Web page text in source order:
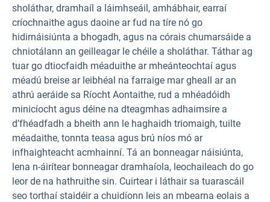
sholáthar, dramhaíl a láimhseáil, amhábhair, earraí
críochnaithe agus daoine ar fud na tíre nó go
hidirnáisiúnta a bhogadh, agus na córais chumarsáide a
chniotálann an geilleagar le chéile a sholáthar. Táthar ag
tuar go dtiocfaidh méaduithe ar mheánteochtaí agus
méadú breise ar leibhéal na farraige mar gheall ar an
athrú aeráide sa Ríocht Aontaithe, rud a mhéadóidh
minicíocht agus déine na dteagmhas adhaimsire a
d’fhéadfadh a bheith ann le haghaidh triomaigh, tuilte
méadaithe, tonnta teasa agus brú níos mó ar
infhaighteacht acmhainní. Tá an bonneagar náisiúnta,
lena n-áirítear bonneagar dramhaíola, leochaileach do go
leor de na hathruithe sin. Cuirtear i láthair sa tuarascáil
seo torthaí staidéir a chuidíonn leis an mbearna eolais a